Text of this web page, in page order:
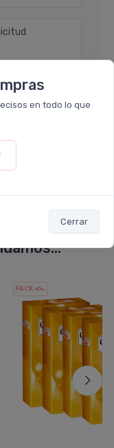
en todo lo que
Cerrar
PACK x6u.